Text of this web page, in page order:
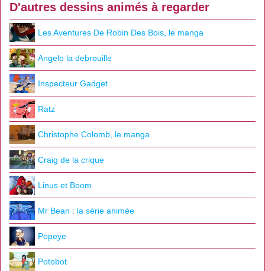
D'autres dessins animés à regarder
Les Aventures De Robin Des Bois, le manga
Angelo la debrouille
Inspecteur Gadget
Ratz
Christophe Colomb, le manga
Craig de la crique
Linus et Boom
Mr Bean : la série animée
Popeye
Potobot